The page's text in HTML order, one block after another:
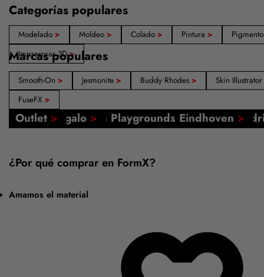
Categorías populares
Modelado > Moldeo > Colado > Pintura >
Impresoras 3D>
Marcas populares
Smooth-On > Jesmonite > Buddy Rhodes >
Skin Illustrator
FuseFX >
Nuestras tiendas: Ámsterdam, Barcelona,
Tutoriales online >
FormX Academy >
Evento: FormX en Playgrounds Eindhoven >
Tarjeta regalo >
Outlet >
¿Por qué comprar en FormX?
Amamos el material